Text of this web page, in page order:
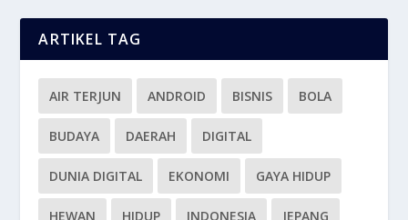
ARTIKEL TAG
AIR TERJUN ANDROID BISNIS BOLA
BUDAYA DAERAH DIGITAL
DUNIA DIGITAL EKONOMI GAYA HIDUP
HEWAN HIDUP INDONESIA JEPANG